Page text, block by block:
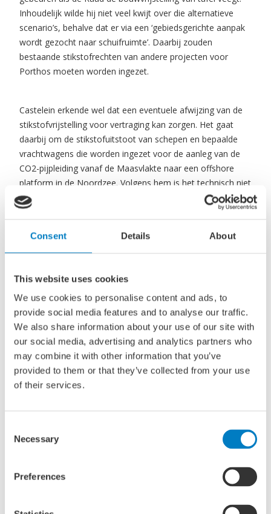
Consent Details About
This website uses cookies
We use cookies to personalise content and ads, to
provide social media features and to analyse our traffic.
We also share information about your use of our site with
our social media, advertising and analytics partners who
may combine it with other information that you’ve
provided to them or that they’ve collected from your use
of their services.
Selection
Necessary
Preferences
Inhoudelijk wilde hij niet veel kwijt over die alternatieve
scenario’s, behalve dat er via een ‘gebiedsgerichte aanpak
wordt gezocht naar schuifruimte’. Daarbij zouden
bestaande stikstofrechten van andere projecten voor
Porthos moeten worden ingezet.
Castelein erkende wel dat een eventuele afwijzing van de
stikstofvrijstelling voor vertraging kan zorgen. Het gaat
daarbij om de stikstofuitstoot van schepen en bepaalde
vrachtwagens die worden ingezet voor de aanleg van de
CO2-pijpleiding vanaf de Maasvlakte naar een offshore
platform in de Noordzee. Volgens hem is het technisch niet
mogelijk om die helemaal te voorkomen.
Uitstel
Navrant is dat uitstel van het Porthos-project ertoe kan
halvering van zijn CO2-uitstoot in 2030 niet gaat halen. Via
Porthos moet jaarlijks 2,5 miljoen ton afgevangen CO2 in
de zeebodem worden opgeslagen. Daarmee zou het
systeem een forse bijdrage leveren aan de totale
Nederlandse CO2-reductie.
Het project is daarmee exemplarisch voor de problemen
erop dat er ruim drie jaar na dato nog steeds onzekerheid
In totaal staan daardoor ongeveer 35 projecten op de